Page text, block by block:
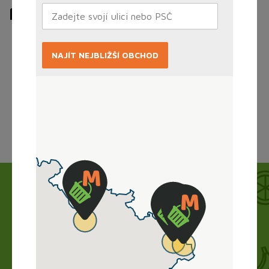
potřeby
Jak to funguje?
Nákup vyřídíte doma online, obchod zboží
NAJÍT NEJBLIŽŠÍ OBCHOD